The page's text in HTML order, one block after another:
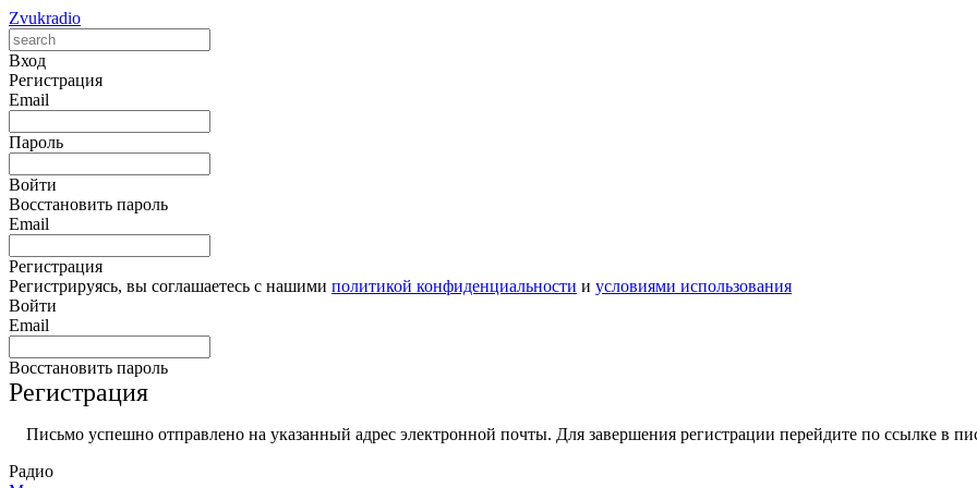
Zvukradio
Вход
Регистрация
Email
Пароль
Войти
Восстановить пароль
Email
Регистрация
Регистрируясь, вы соглашаетесь с нашими политикой конфиденциальности и условиями использования
Войти
Email
Восстановить пароль
Регистрация
Письмо успешно отправлено на указанный адрес электронной почты. Для завершения регистрации перейдите по ссылке в
Радио